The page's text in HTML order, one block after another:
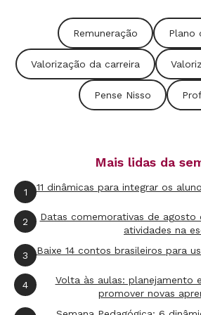
inquietos. Lecionar para esse
difíceis mudanças de
novas maneiras de ensinar -
que vimos em nossa formação
para acompanhar o novo
criativo e estimulante.
Por último, trato das políticas
professores têm sido os reais
reinvenção da escola. Afinal, o
ser linha de transmissão. O
promover situações de
Remuneração Plano
Valorização da carreira
Pense Nisso
Mais lidas da
1 11 dinâmicas para integrar os
2
Datas comemorativas de agosto
atividades na
3 Baixe 14 contos brasileiros para
4
Volta às aulas: planejamento
promover novas